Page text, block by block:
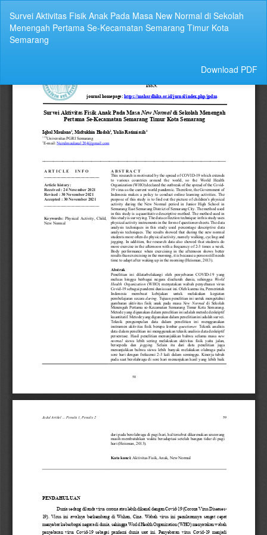
Article
Details
Survei Aktivitas Fisik Anak Pada Masa New Normal di Sekolah
Menengah Pertama Se-Kecamatan Semarang Timur Kota
Semarang
Download
Download PDF